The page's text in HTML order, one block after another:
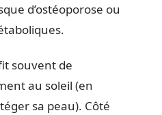
d’ostéoporose ou
souvent de
au soleil (en
sa peau). Côté